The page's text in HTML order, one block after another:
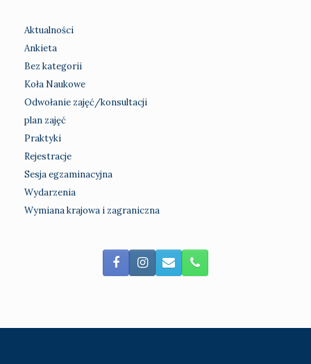
Aktualności
Ankieta
Bez kategorii
Koła Naukowe
Odwołanie zajęć/konsultacji
plan zajęć
Praktyki
Rejestracje
Sesja egzaminacyjna
Wydarzenia
Wymiana krajowa i zagraniczna